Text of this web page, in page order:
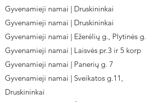
Gyvenamieji namai | Druskininkai
Gyvenamieji namai | Druskininkai
Gyvenamieji namai | Ežerėlių g., Plytinės g.
Gyvenamieji namai | Laisvės pr.3 ir 5 korp
Gyvenamieji namai | Panerių g. 7
Gyvenamieji namai | Sveikatos g.11,
Druskininkai